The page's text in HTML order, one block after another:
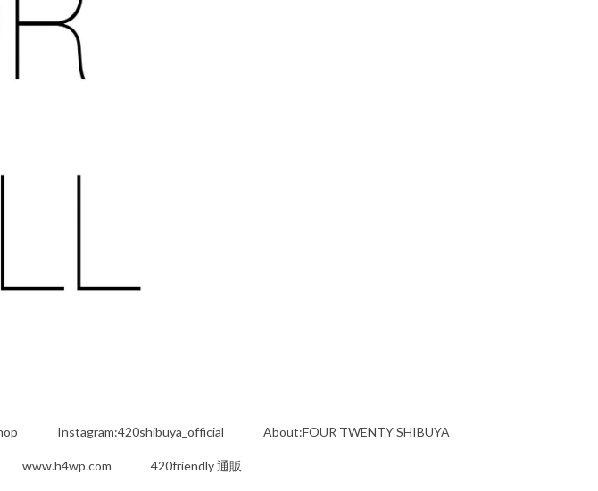
Instagram:420shibuya_official About:FOUR TWENTY SHIBUYA
www.h4wp.com 420friendly 通販